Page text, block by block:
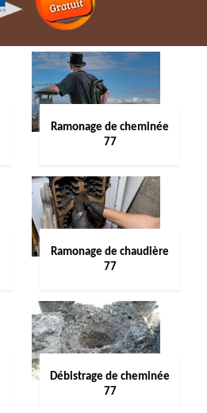
Ramonage de cheminée
77
Ramonage de chaudière
77
Débistrage de cheminée
77